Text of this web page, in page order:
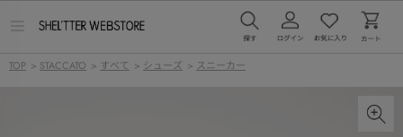
ー
TOP > STACCATO > すべて > シューズ > スニーカー